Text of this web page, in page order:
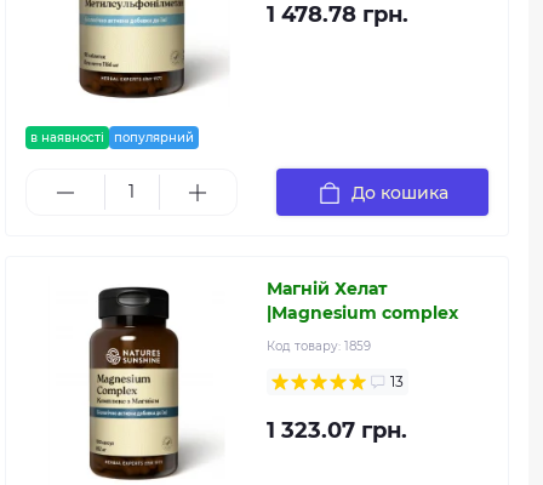
в наявності популярний
1 478.78 грн.
До кошика
Магній Хелат
|Magnesium complex
Код товару: 1859
13
1 323.07 грн.